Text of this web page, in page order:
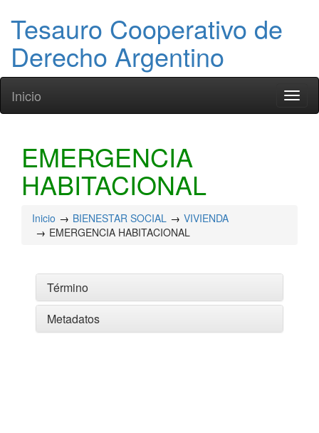
Tesauro Cooperativo de
Derecho Argentino
Inicio
EMERGENCIA
HABITACIONAL
Inicio BIENESTAR SOCIAL
VIVIENDA
EMERGENCIA HABITACIONAL
Término
Metadatos